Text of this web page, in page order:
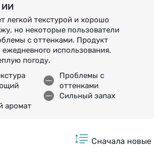
ИИ
легкой текстурой и хорошо
но некоторые пользователи
с оттенками. Продукт
использования,
погоду.
аромат
Проблемы с
оттенками
Сильный запах
Сначала новые